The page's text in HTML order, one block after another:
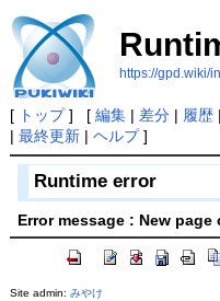
https://gpd.wiki/
[ トップ] [ 編集| 差分| 履歴|
| 最終更新| ヘルプ]
Runtime error
Error message : New
Site admin: みやけ